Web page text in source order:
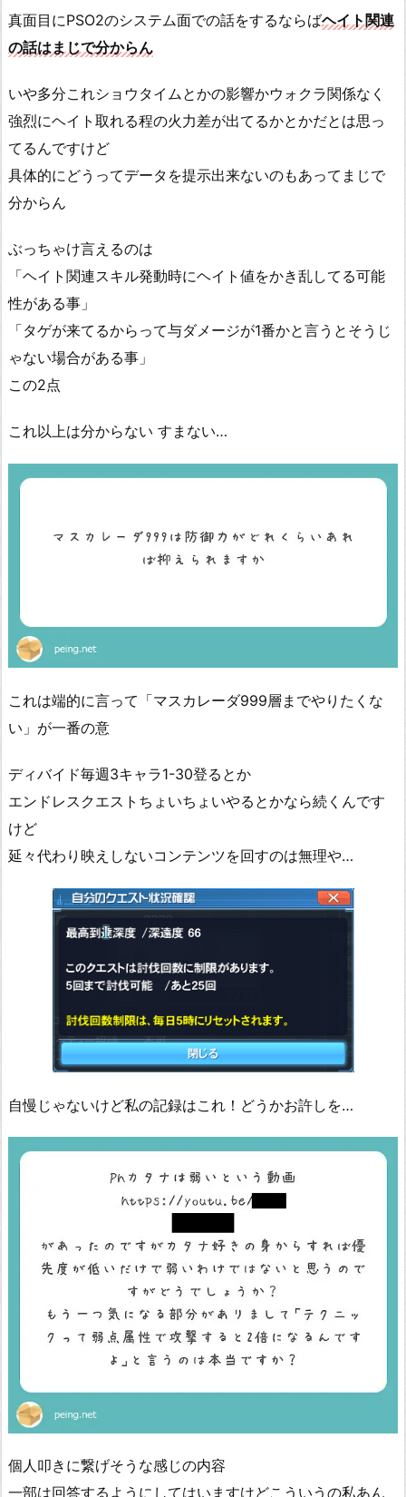
真面目にPSO2のシステム面での話をするならばヘイト関連
の話はまじで分からん
いや多分これショウタイムとかの影響かウォクラ関係なく
強烈にヘイト取れる程の火力差が出てるかとかだとは思っ
てるんですけど
具体的にどうってデータを提示出来ないのもあってまじで
分からん
ぶっちゃけ言えるのは
「ヘイト関連スキル発動時にヘイト値をかき乱してる可能
性がある事」
「タゲが来てるからって与ダメージが1番かと言うとそうじ
ゃない場合がある事」
この2点
これ以上は分からない すまない…
これは端的に言って「マスカレーダ999層までやりたくな
い」が一番の意
ディバイド毎週3キャラ1-30登るとか
エンドレスクエストちょいちょいやるとかなら続くんです
けど
延々代わり映えしないコンテンツを回すのは無理や…
自慢じゃないけど私の記録はこれ！どうかお許しを…
個人叩きに繋げそうな感じの内容
一部は回答するようにしてはいますけどこういうの私あん